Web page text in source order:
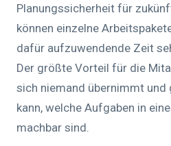
Planungssicherheit für
können einzelne
dafür aufzuwendende Zeit
Der größte Vorteil für die
sich niemand übernimmt und
kann, welche Aufgaben in
machbar sind.